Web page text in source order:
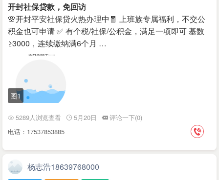
开封社保贷款，免回访
🌸开封平安社保贷火热办理中🧧 上班族专属福利，不交公
积金也可申请 ✅ 有个税/社保/公积金，满足一项即可 基数
≥3000，连续缴纳满6个月 …
图1
5289人浏览查看 5月20日
评论一下(0)
电话：17537853885
杨志浩18639768000